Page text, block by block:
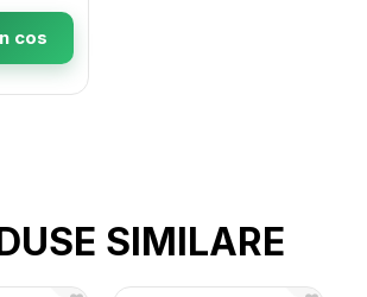
cos
SIMILARE